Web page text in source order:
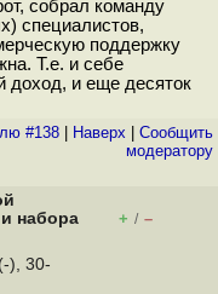
собрал команду
специалистов,
поддержку
Т.е. и себе
доход, и еще десяток
#138 Наверх
Cообщить
модератору
набора
+ / –
(-), 30-